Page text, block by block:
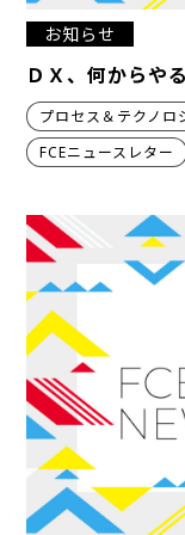
お知らせ
ＤＸ、何からや
プロセス＆テクノロ
FCEニュースレター